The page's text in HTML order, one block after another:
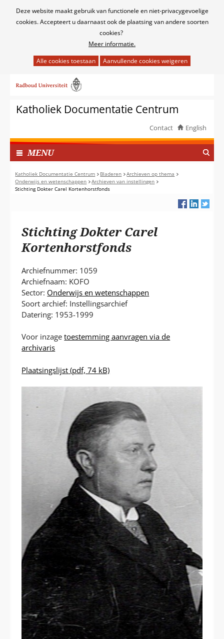
Cookies
Deze website maakt gebruik van functionele en niet-privacygevoelige
cookies. Accepteert u daarnaast ook de plaatsing van andere soorten
cookies?
Meer informatie.
het
van
cookies
deze
website
worden
toegestaan
of
geweigerd.
naar
inhoudKatholiek Documentatie Centrum
Contact English
MENUI
N
G
E
K
P
T
Katholiek Documentatie Centrum Bladeren
Archieven op thema
Onderwijs en wetenschappen
Archieven van instellingen
Stichting Dokter Carel Kortenhorstfonds
Stichting Dokter Carel
Kortenhorstfonds
Archiefnummer: 1059
Archiefnaam: KOFO
Sector: Onderwijs en wetenschappen
Soort archief: Instellingsarchief
Datering: 1953-1999
Voor inzagetoestemming aanvragen via de
archivaris
Plaatsingslijst (pdf, 74 kB)